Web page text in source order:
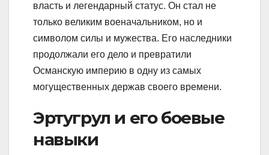
власть и легендарный статус. Он стал не
только великим военачальником, но и
символом силы и мужества. Его наследники
продолжали его дело и превратили
Османскую империю в одну из самых
могущественных держав своего времени.
Эртугрул и его боевые
навыки